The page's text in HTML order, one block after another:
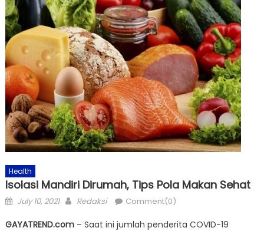
Health
Isolasi Mandiri Dirumah, Tips Pola Makan Sehat
Posted
July 10, 2021 Author
Redaksi Comment(0)
GAYATREND.com– Saat ini jumlah penderita COVID-19